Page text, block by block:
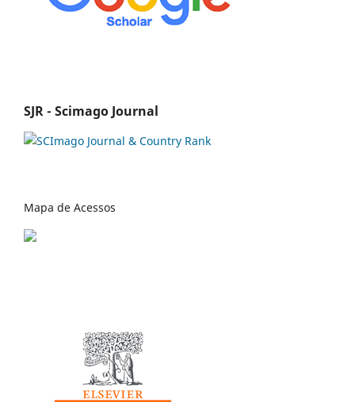
SJR - Scimago Journal
Mapa de Acessos